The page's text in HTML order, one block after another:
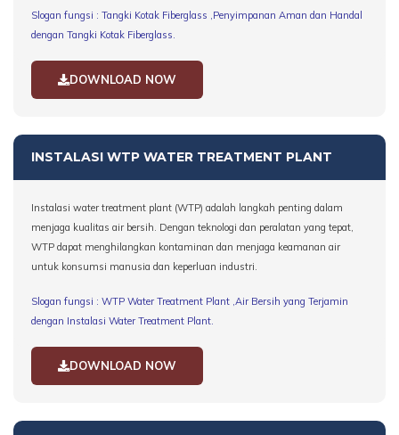
Slogan fungsi : Tangki Kotak Fiberglass ,Penyimpanan Aman dan Handal
dengan Tangki Kotak Fiberglass.
DOWNLOAD NOW
INSTALASI WTP WATER TREATMENT PLANT
Instalasi water treatment plant (WTP) adalah langkah penting dalam
menjaga kualitas air bersih. Dengan teknologi dan peralatan yang tepat,
WTP dapat menghilangkan kontaminan dan menjaga keamanan air
untuk konsumsi manusia dan keperluan industri.
Slogan fungsi : WTP Water Treatment Plant ,Air Bersih yang Terjamin
dengan Instalasi Water Treatment Plant.
DOWNLOAD NOW